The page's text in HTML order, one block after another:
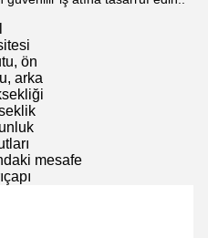
ön
arka
mesafe